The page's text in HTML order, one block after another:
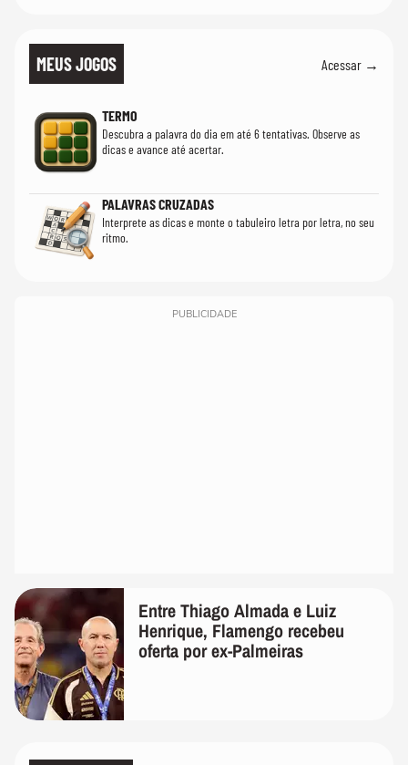
MEUS JOGOS Acessar →
TERMO
Descubra a palavra do dia em até 6 tentativas. Observe as
dicas e avance até acertar.
PALAVRAS CRUZADAS
Interprete as dicas e monte o tabuleiro letra por letra, no seu
ritmo.
PUBLICIDADE
Entre Thiago Almada e Luiz
Henrique, Flamengo recebeu
oferta por ex-Palmeiras